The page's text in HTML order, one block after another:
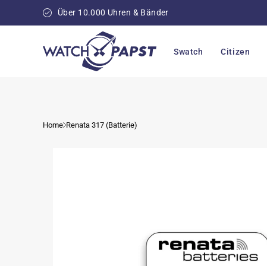
Über 10.000 Uhren & Bänder
Swatch Citizen
Home Renata 317 (Batterie)